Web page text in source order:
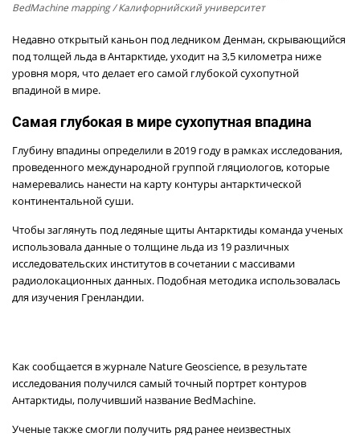
BedMachine mapping / Калифорнийский университет
Недавно открытый каньон под ледником Денман, скрывающийся
под толщей льда в Антарктиде, уходит на 3,5 километра ниже
уровня моря, что делает его самой глубокой сухопутной
впадиной в мире.
Самая глубокая в мире сухопутная впадина
Глубину впадины определили в 2019 году в рамках исследования,
проведенного международной группой гляциологов, которые
намеревались нанести на карту контуры антарктической
континентальной суши.
Чтобы заглянуть под ледяные щиты Антарктиды команда ученых
использовала данные о толщине льда из 19 различных
исследовательских институтов в сочетании с массивами
радиолокационных данных. Подобная методика использовалась
для изучения Гренландии.
Как сообщается в журнале Nature Geoscience, в результате
исследования получился самый точный портрет контуров
Антарктиды, получивший название BedMachine.
Ученые также смогли получить ряд ранее неизвестных